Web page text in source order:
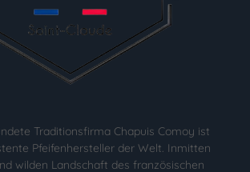
Traditionsfirma Chapuis Comoy ist
Pfeifenhersteller der Welt. Inmitten
wilden Landschaft des französischen